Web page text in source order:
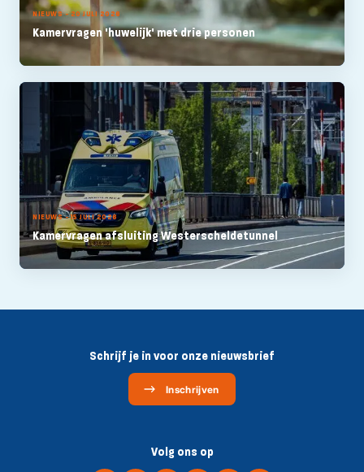
NIEUWS - 20 JULI 2026
Kamervragen 'huwelijk' met drie personen
NIEUWS - 15 JULI 2026
Kamervragen afsluiting Westerscheldetunnel
Schrijf je in voor onze nieuwsbrief
Inschrijven
Volg ons op